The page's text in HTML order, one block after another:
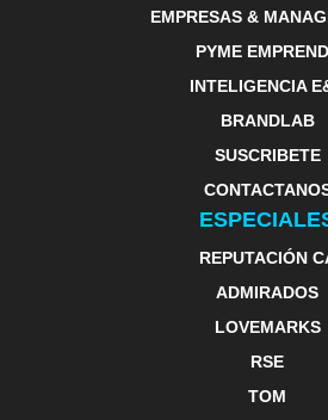
EMPRESAS &
PYME
INTELIGENCIA
BRANDLAB
SUSCRIBETE
REPUTACIÓN
ADMIRADOS
LOVEMARKS
RSE
TOM